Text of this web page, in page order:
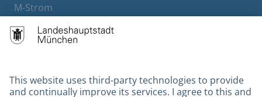
M-Strom
Hotels
Contact